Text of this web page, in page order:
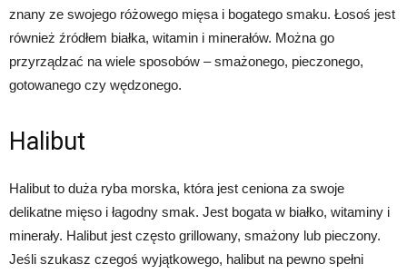
znany ze swojego różowego mięsa i bogatego smaku. Łosoś jest
również źródłem białka, witamin i minerałów. Można go
przyrządzać na wiele sposobów – smażonego, pieczonego,
gotowanego czy wędzonego.
Halibut
Halibut to duża ryba morska, która jest ceniona za swoje
delikatne mięso i łagodny smak. Jest bogata w białko, witaminy i
minerały. Halibut jest często grillowany, smażony lub pieczony.
Jeśli szukasz czegoś wyjątkowego, halibut na pewno spełni